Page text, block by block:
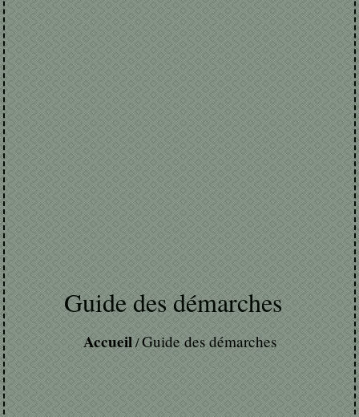
Guide des démarches
Accueil/Guide des démarches